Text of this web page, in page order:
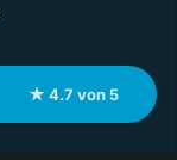
★ 4.7 von 5